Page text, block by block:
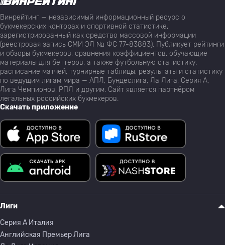
Винрейтинг — независимый информационный ресурс о
букмекерских конторах и спортивной статистике,
зарегистрированный как средство массовой информации
(реестровая запись СМИ ЭЛ № ФС 77-83883). Публикует рейтинги
и обзоры букмекеров, сравнения коэффициентов, обучающие
материалы для беттеров, а также футбольную статистику:
расписание матчей, турнирные таблицы, результаты и статистику
по ведущим лигам мира — АПЛ, Бундеслига, Ла Лига, Серия А,
Лига Чемпионов, РПЛ и другим. Сайт является партнёром
легальных российских букмекеров.
Скачать приложение
Лиги
Серия A Италия
Английская Премьер Лига